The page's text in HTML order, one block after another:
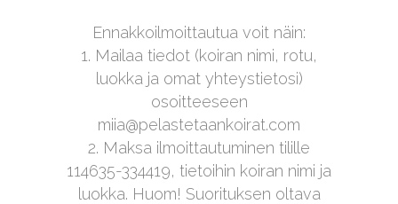
Ennakkoilmoittautua voit näin:
1. Mailaa tiedot (koiran nimi, rotu,
luokka ja omat yhteystietosi)
osoitteeseen
miia@pelastetaankoirat.com
2. Maksa ilmoittautuminen tilille
114635-334419, tietoihin koiran nimi ja
luokka. Huom! Suorituksen oltava